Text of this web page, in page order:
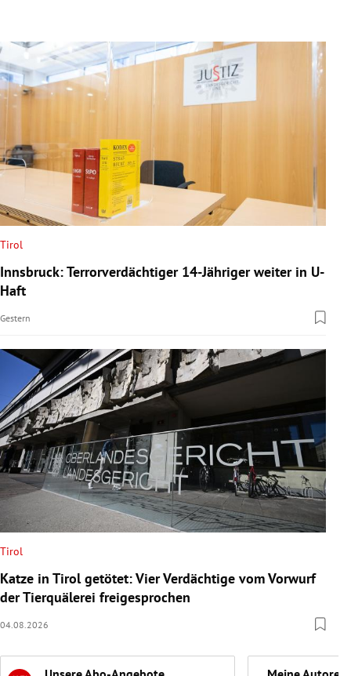
Tirol
Innsbruck: Terrorverdächtiger 14-Jähriger weiter in U-
Haft
Gestern
Tirol
Katze in Tirol getötet: Vier Verdächtige vom Vorwurf
der Tierquälerei freigesprochen
04.08.2026